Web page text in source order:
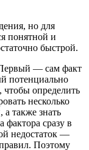
но для
понятной и
быстрой.
Первый — сам факт
потенциально
чтобы определить
несколько
также знать
фактора сразу в
недостаток —
Поэтому